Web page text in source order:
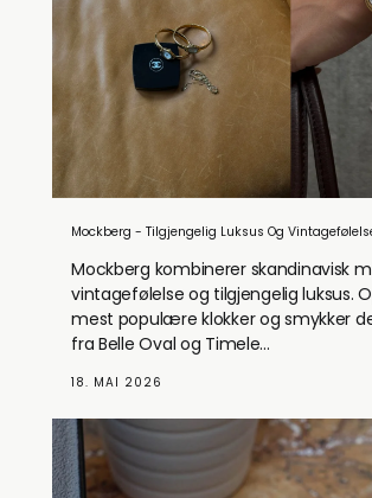
Mockberg - Tilgjengelig Luksus Og
Mockberg kombinerer skandinavisk
vintagefølelse og tilgjengelig luksus.
mest populære klokker og smykker
fra Belle Oval og Timele...
18. MAI 2026